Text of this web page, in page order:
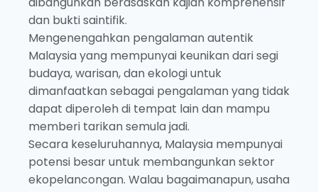
dan bukti saintifik.
Mengenengahkan pengalaman autentik
Malaysia yang mempunyai keunikan dari segi
budaya, warisan, dan ekologi untuk
dimanfaatkan sebagai pengalaman yang tidak
dapat diperoleh di tempat lain dan mampu
memberi tarikan semula jadi.
Secara keseluruhannya, Malaysia mempunyai
potensi besar untuk membangunkan sektor
ekopelancongan. Walau bagaimanapun, usaha